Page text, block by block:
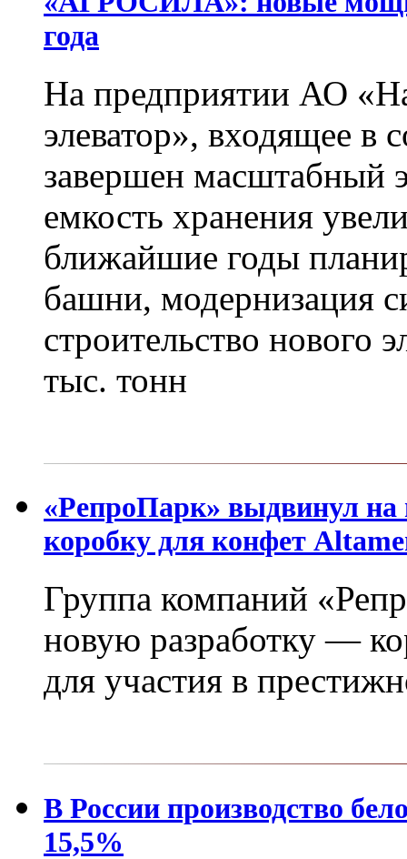
года
На предприятии АО
элеватор», входящее
завершен масштабный
емкость хранения
ближайшие годы
башни, модернизация
строительство нового
тыс. тонн
«РепроПарк» выдвинул
коробку для конфет
Группа компаний
новую разработку —
для участия в
В России производство
15,5%